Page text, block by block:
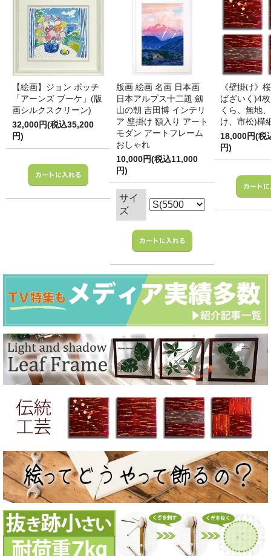
【絵画】ジョン ボッチ
「アーンズ ブーケ」(版
画シルクスクリーン)
32,000円(税込35,200
円)
版画 絵画 名画 日本画
日本アルプス十二題 劔
山の朝 吉田博 インテリ
ア 壁掛け 額入り アート
モダン アートフレーム
おしゃれ
10,000円(税込11,000
円)
サイ
ズ
《壁掛け》
ばざいく)4
くら、無地
け、市松)樺
18,000円(税
円)